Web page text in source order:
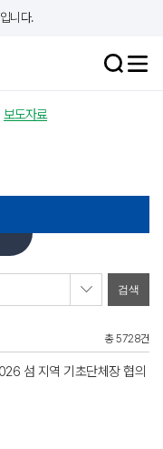
니다.
보도자료
총 5728건
섬 지역 기초단체장 협의